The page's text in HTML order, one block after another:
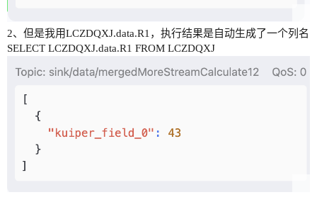
2、但是我用LCZDQXJ.data.R1，执行结果是自动生成了一个列名
SELECT LCZDQXJ.data.R1 FROM LCZDQXJ